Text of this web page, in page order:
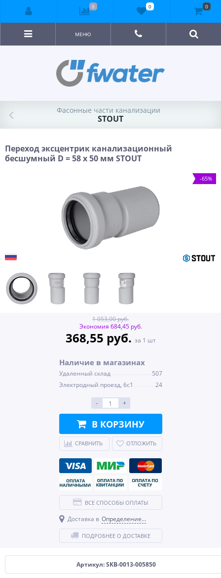
МЕНЮ
Фасонные части канализации
STOUT
Переход эксцентрик канализационный
бесшумный D = 58 x 50 мм STOUT
-65%
Артикул: SKB-0013-005850
1 053,00 руб.
Экономия 684,45 руб.
368,55 руб. за 1 шт
Наличие в магазинах
Удаленный склад
507
Электродный проезд, 6с1
24
- +
В КОРЗИНУ
СРАВНИТЬ ОТЛОЖИТЬ
ВСЕ СПОСОБЫ ОПЛАТЫ
Доставка в Определение...
ПОДРОБНЕЕ О ДОСТАВКЕ
0 0 0